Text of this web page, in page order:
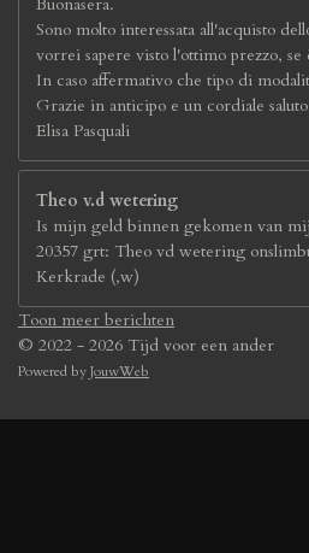
Sono molto interessata all'acquisto
vorrei sapere visto l'ottimo prezzo, se
In caso affermativo che tipo di
Grazie in anticipo e un cordiale
Elisa Pasquali
Theo v.d wetering
Is mijn geld binnen gekomen van
20357 grt: Theo vd wetering
Kerkrade (,w)
Toon meer berichten
© 2022 - 2026 Tijd voor een ander
Powered byJouwWeb